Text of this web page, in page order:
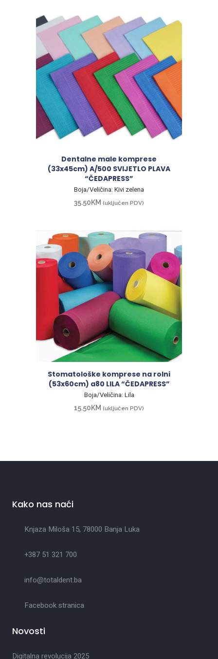
Dentalne male komprese
(33x45cm) A/500 SVIJETLO PLAVA
“ČEDAPRESS”
Boja/Veličina: Kivi zelena
35.50KM (uključen PDV)
Stomatološke komprese na rolni
(53x60cm) a80 LILA “ČEDAPRESS”
Boja/Veličina: Lila
15.50KM (uključen PDV)
Kako nas naći
Knjaza Miloša 15, 78000 Banja Luka
+387 51 321 700
info@totaldent.ba
Facebook stranica
Novosti
Digitalna revolucija 2025